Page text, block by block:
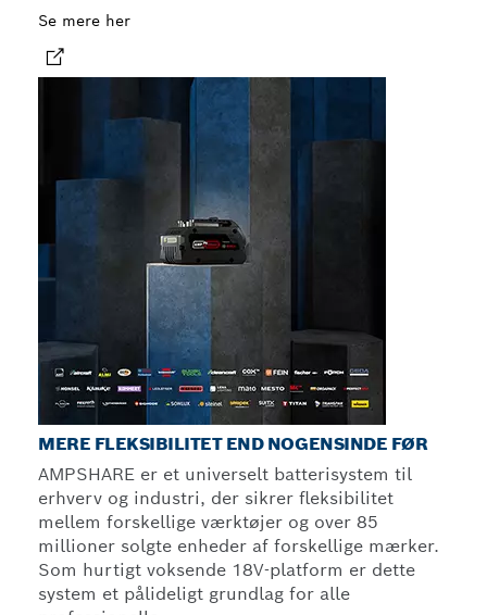
Se mere her
MERE FLEKSIBILITET END NOGENSINDE FØR
AMPSHARE er et universelt batterisystem til
erhverv og industri, der sikrer fleksibilitet
mellem forskellige værktøjer og over 85
millioner solgte enheder af forskellige mærker.
Som hurtigt voksende 18V-platform er dette
system et pålideligt grundlag for alle